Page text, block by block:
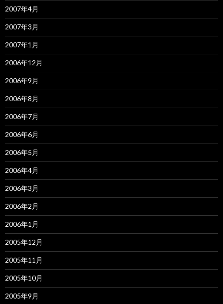
2007年4月
2007年3月
2007年1月
2006年12月
2006年9月
2006年8月
2006年7月
2006年6月
2006年5月
2006年4月
2006年3月
2006年2月
2006年1月
2005年12月
2005年11月
2005年10月
2005年9月